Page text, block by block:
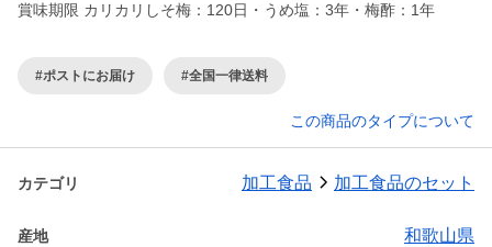
賞味期限 カリカリしそ梅：120日・うめ塩：3年・梅酢：1年
#ポストにお届け #全国一律送料
この商品のタイプについて
カテゴリ 加工食品 加工食品のセット
産地 和歌山県